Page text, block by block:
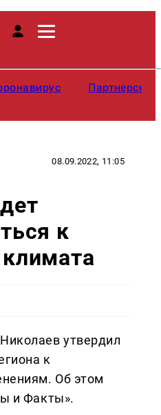
08.09.2022, 11:05
к
утвердил
к
Об этом
и Факты».